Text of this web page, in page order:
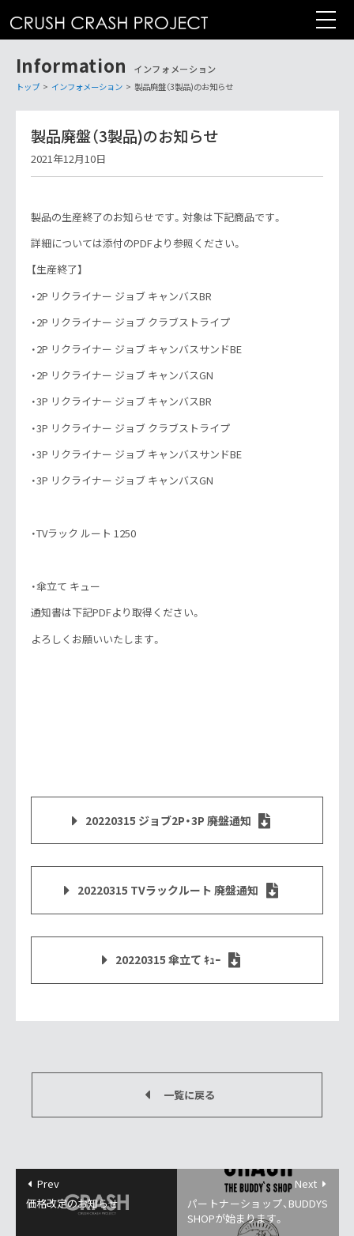
テ
Information インフォメーション
トップ > インフォメーション > 製品廃盤（3製品)のお知らせ
製品廃盤（3製品)のお知らせ
2021年12月10日
製品の生産終了のお知らせです。対象は下記商品です。
詳細については添付のPDFより参照ください。
【生産終了】
・2P リクライナー ジョブ キャンバスBR
・2P リクライナー ジョブ クラブストライプ
・2P リクライナー ジョブ キャンバスサンドBE
・2P リクライナー ジョブ キャンバスGN
・3P リクライナー ジョブ キャンバスBR
・3P リクライナー ジョブ クラブストライプ
・3P リクライナー ジョブ キャンバスサンドBE
・3P リクライナー ジョブ キャンバスGN
・TVラック ルート 1250
・傘立て キュー
通知書は下記PDFより取得ください。
よろしくお願いいたします。
20220315 ジョブ2P・3P 廃盤通知
20220315 TVラックルート 廃盤通知
20220315 傘立て ｷｭｰ
一覧に戻る
Prev
価格改定のお知らせ
Next
パートナーショップ、BUDDYS
SHOPが始まります。